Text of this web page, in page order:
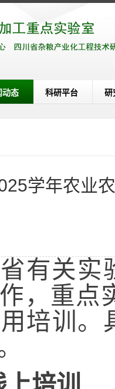
动态 科研平台 研
学年农业
有关实
，重点
培训 。